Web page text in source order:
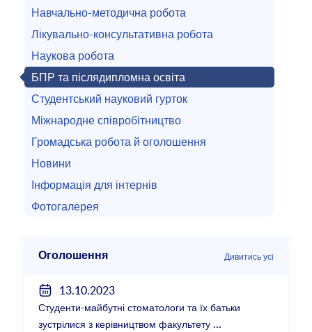
Навчально-методична робота
Лікувально-консультативна робота
Наукова робота
БПР та післядипломна освіта
Студентський науковий гурток
Міжнародне співробітництво
Громадська робота й оголошення
Новини
Інформація для інтернів
Фотогалерея
Оголошення Дивитись усі
13.10.2023
Студенти-майбутні стоматологи та їх батьки
зустрілися з керівництвом факультету